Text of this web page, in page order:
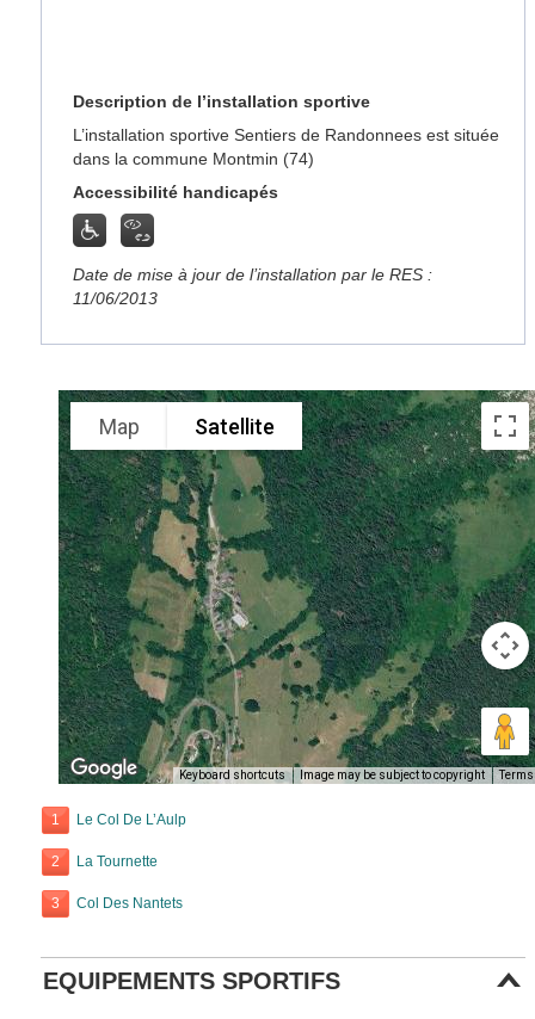
Description de l’installation sportive
L’installation sportive Sentiers de Randonnees est située
dans la commune Montmin (74)
Accessibilité handicapés
Date de mise à jour de l’installation par le RES :
11/06/2013
Map Satellite
Keyboard shortcuts Image may be subject to copyright Terms
1 Le Col De L’Aulp
2 La Tournette
3 Col Des Nantets
EQUIPEMENTS SPORTIFS